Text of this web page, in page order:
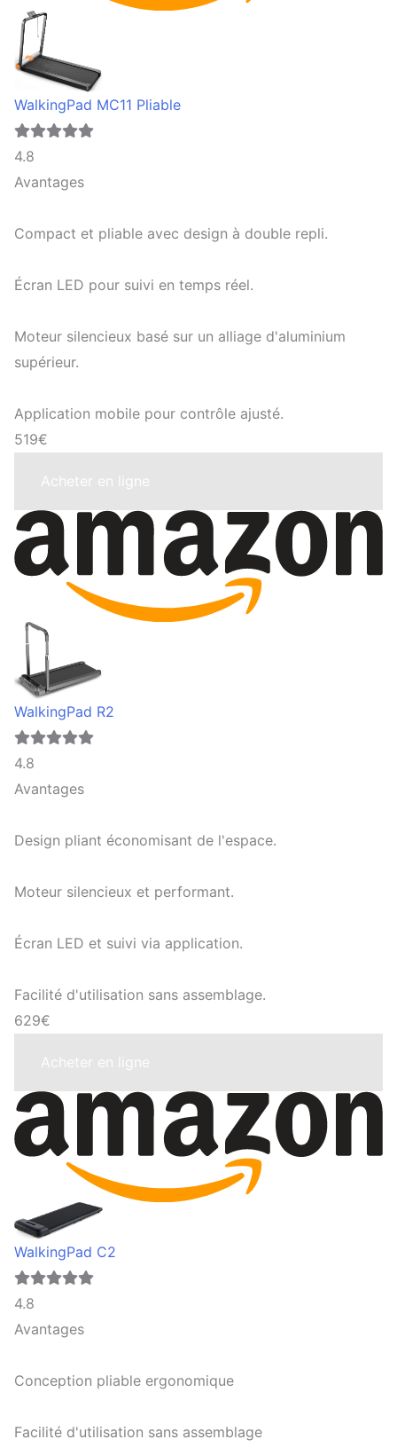
WalkingPad MC11 Pliable
4.8
Avantages
Compact et pliable avec design à double repli.
Écran LED pour suivi en temps réel.
Moteur silencieux basé sur un alliage d'aluminium
supérieur.
Application mobile pour contrôle ajusté.
519€
Acheter en ligne
WalkingPad R2
4.8
Avantages
Design pliant économisant de l'espace.
Moteur silencieux et performant.
Écran LED et suivi via application.
Facilité d'utilisation sans assemblage.
629€
Acheter en ligne
WalkingPad C2
4.8
Avantages
Conception pliable ergonomique
Facilité d'utilisation sans assemblage